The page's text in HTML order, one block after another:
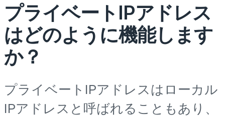
プライベートIPアドレス
はどのように機能します
か？
プライベートIPアドレスはローカル
IPアドレスと呼ばれることもあり、